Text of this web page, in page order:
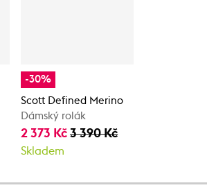
-30%
Scott Defined Merino
Dámský rolák
2 373 Kč3 390 Kč
Skladem